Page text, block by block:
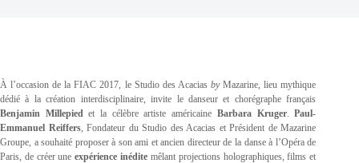
À l’occasion de la FIAC 2017, le Studio des AcaciasbyMazarine, lieu mythique
dédié à la création interdisciplinaire, invite le danseur et chorégraphe français
Benjamin Millepiedet la célèbre artiste américaine Barbara Kruger.Paul-
Emmanuel Reiffers, Fondateur du Studio des Acacias et Président de Mazarine
Groupe, a souhaité proposer à son ami et ancien directeur de la danse à l’Opéra de
Paris, de créer uneexpérience inédite mêlant projections holographiques, films et